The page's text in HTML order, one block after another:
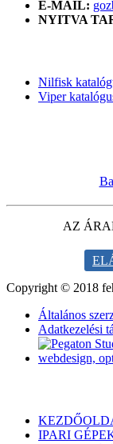
E-MAIL:
NYITVA
Nilfisk
Viper
AZ
Copyright © 2018
Általános
Adatkezelési
IPARI